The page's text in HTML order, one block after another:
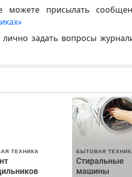
можете присылать
задать вопросы
ТЕХНИКА БЫТОВАЯ
Стиральные
машины